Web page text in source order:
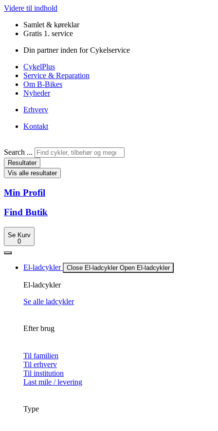
Videre til indhold
Samlet & køreklar
Gratis 1. service
Din partner inden for Cykelservice
CykelPlus
Service & Reparation
Om B-Bikes
Nyheder
Erhverv
Kontakt
Search ...
Resultater
Vis alle resultater
Min Profil
Find Butik
Se Kurv
0
El-ladcykler Close El-ladcykler Open El-ladcykler
El-ladcykler
Se alle ladcykler
Efter brug
Til familien
Til erhverv
Til institution
Last mile / levering
Type